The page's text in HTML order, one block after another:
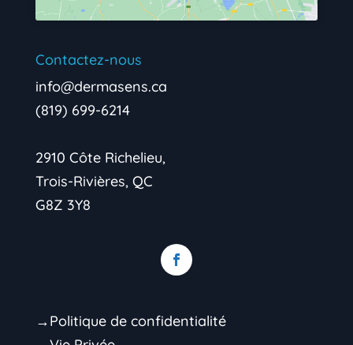
Contactez-nous
info@dermasens.ca
(819) 699-6214
2910 Côte Richelieu,
Trois-Rivières, QC
G8Z 3Y8
→Politique de confidentialité